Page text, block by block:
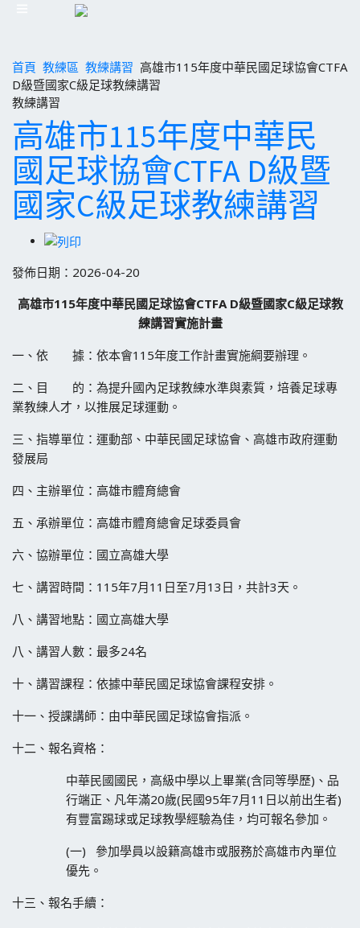
首頁 教練區 教練講習 高雄市115年度中華民國足球協會CTFA
D級暨國家C級足球教練講習
教練講習
高雄市115年度中華民
國足球協會CTFA D級暨
國家C級足球教練講習
發佈日期：2026-04-20
高雄市115年度中華民國足球協會CTFA D級暨國家C級足球教
練講習實施計畫
一、依 據：依本會115年度工作計畫實施綱要辦理。
二、目 的：為提升國內足球教練水準與素質，培養足球專
業教練人才，以推展足球運動。
三、指導單位：運動部、中華民國足球協會、高雄市政府運動
發展局
四、主辦單位：高雄市體育總會
五、承辦單位：高雄市體育總會足球委員會
六、協辦單位：國立高雄大學
七、講習時間：115年7月11日至7月13日，共計3天。
八、講習地點：國立高雄大學
八、講習人數：最多24名
十、講習課程：依據中華民國足球協會課程安排。
十一、授課講師：由中華民國足球協會指派。
十二、報名資格：
中華民國國民，高級中學以上畢業(含同等學歷)、品
行端正、凡年滿20歲(民國95年7月11日以前出生者)
有豐富踢球或足球教學經驗為佳，均可報名參加。
(一) 參加學員以設籍高雄市或服務於高雄市內單位
優先。
十三、報名手續：